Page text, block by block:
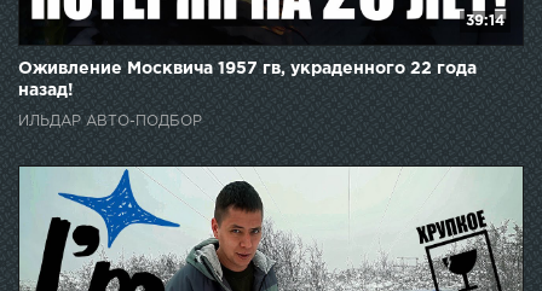
39:14
Оживление Москвича 1957 гв, украденного 22 года
назад!
ИЛЬДАР АВТО-ПОДБОР